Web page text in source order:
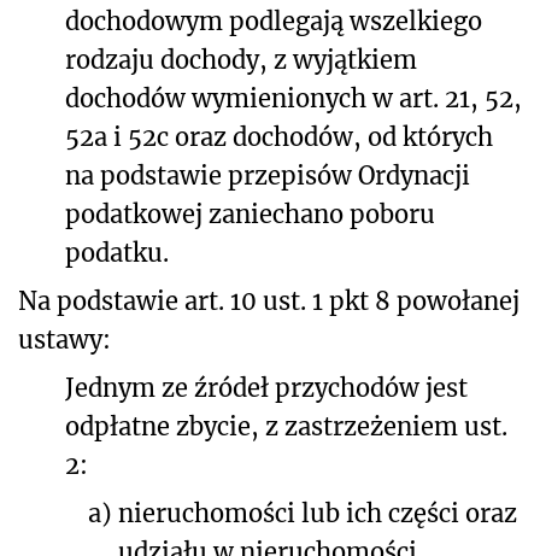
dochodowym podlegają wszelkiego
rodzaju dochody, z wyjątkiem
dochodów wymienionych w art. 21, 52,
52a i 52c oraz dochodów, od których
na podstawie przepisów Ordynacji
podatkowej zaniechano poboru
podatku.
Na podstawie art. 10 ust. 1 pkt 8 powołanej
ustawy:
Jednym ze źródeł przychodów jest
odpłatne zbycie, z zastrzeżeniem ust.
2:
a) nieruchomości lub ich części oraz